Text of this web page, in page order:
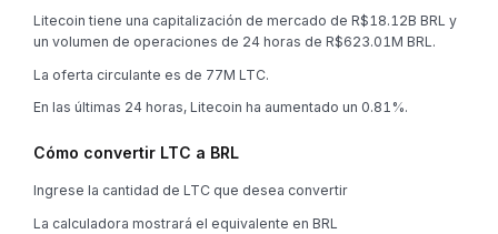
Litecoin tiene una capitalización de mercado de R$18.12B BRL y
un volumen de operaciones de 24 horas de R$623.01M BRL.
La oferta circulante es de 77M LTC.
En las últimas 24 horas, Litecoin ha aumentado un 0.81%.
Cómo convertir LTC a BRL
Ingrese la cantidad de LTC que desea convertir
La calculadora mostrará el equivalente en BRL